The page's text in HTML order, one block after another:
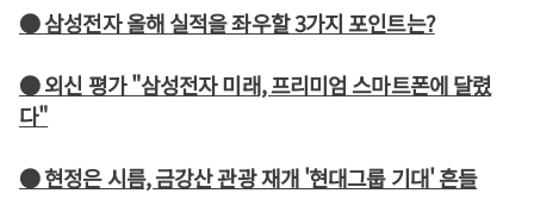
● 삼성전자 올해 실적을 좌우할 3가지 포인트는?
● 외신 평가 "삼성전자 미래, 프리미엄 스마트폰에 달렸
다"
● 현정은 시름, 금강산 관광 재개 '현대그룹 기대' 흔들